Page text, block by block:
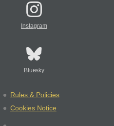
Instagram
Bluesky
Rules & Policies
Cookies Notice